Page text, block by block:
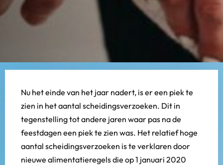
Nu het einde van het jaar nadert, is er een piek te
zien in het aantal scheidingsverzoeken. Dit in
tegenstelling tot andere jaren waar pas na de
feestdagen een piek te zien was. Het relatief hoge
aantal scheidingsverzoeken is te verklaren door
nieuwe alimentatieregels die op 1 januari 2020